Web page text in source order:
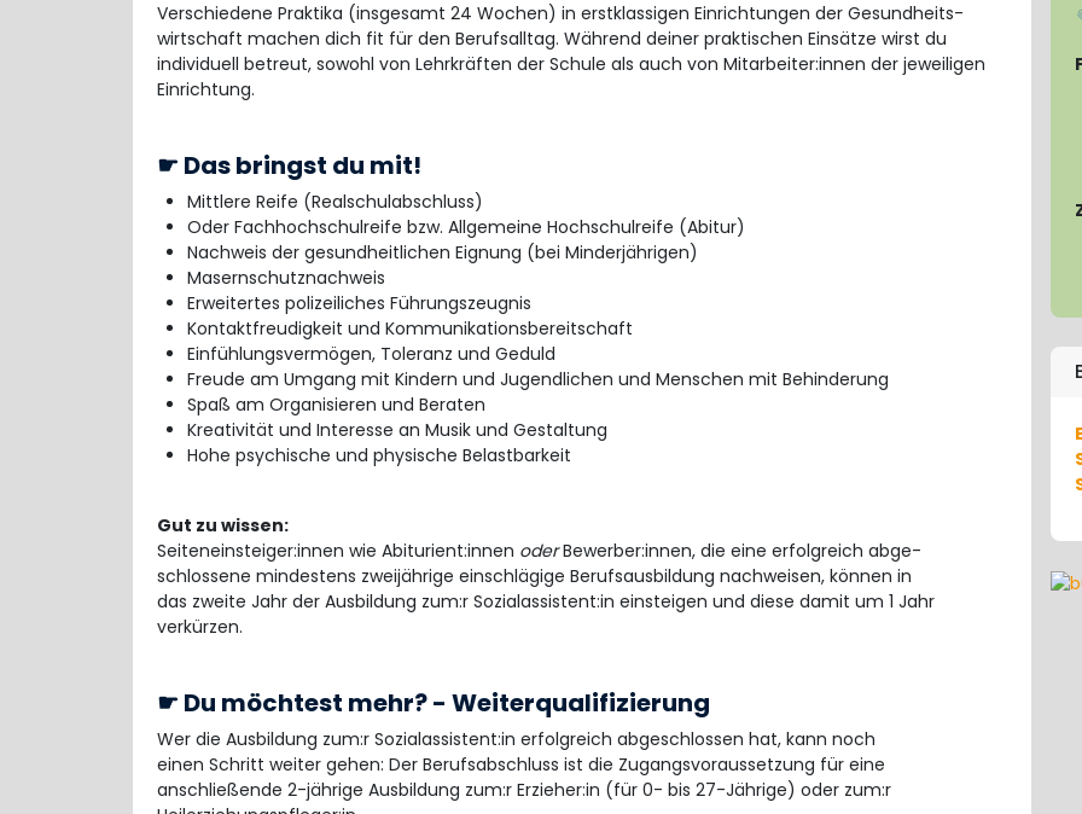
Verschiedene Praktika (insgesamt 24 Wochen) in erstklassigen Einrichtungen der Gesundheits-
wirtschaft machen dich fit für den Berufsalltag. Während deiner praktischen Einsätze wirst du
individuell betreut, sowohl von Lehrkräften der Schule als auch von Mitarbeiter:innen der jeweiligen
Einrichtung.
☛ Das bringst du mit!
Mittlere Reife (Realschulabschluss)
Oder Fachhochschulreife bzw. Allgemeine Hochschulreife (Abitur)
Nachweis der gesundheitlichen Eignung (bei Minderjährigen)
Masernschutznachweis
Erweitertes polizeiliches Führungszeugnis
Kontaktfreudigkeit und Kommunikationsbereitschaft
Einfühlungsvermögen, Toleranz und Geduld
Freude am Umgang mit Kindern und Jugendlichen und Menschen mit Behinderung
Spaß am Organisieren und Beraten
Kreativität und Interesse an Musik und Gestaltung
Hohe psychische und physische Belastbarkeit
Gut zu wissen:
Seiteneinsteiger:innen wie Abiturient:innen oderBewerber:innen, die eine erfolgreich abge-
schlossene mindestens zweijährige einschlägige Berufsausbildung nachweisen, können in
das zweite Jahr der Ausbildung zum:r Sozialassistent:in einsteigen und diese damit um 1 Jahr
verkürzen.
☛ Du möchtest mehr? - Weiterqualifizierung
Wer die Ausbildung zum:r Sozialassistent:in erfolgreich abgeschlossen hat, kann noch
einen Schritt weiter gehen: Der Berufsabschluss ist die Zugangsvoraussetzung für eine
anschließende 2-jährige Ausbildung zum:r Erzieher:in (für 0- bis 27-Jährige) oder zum:r